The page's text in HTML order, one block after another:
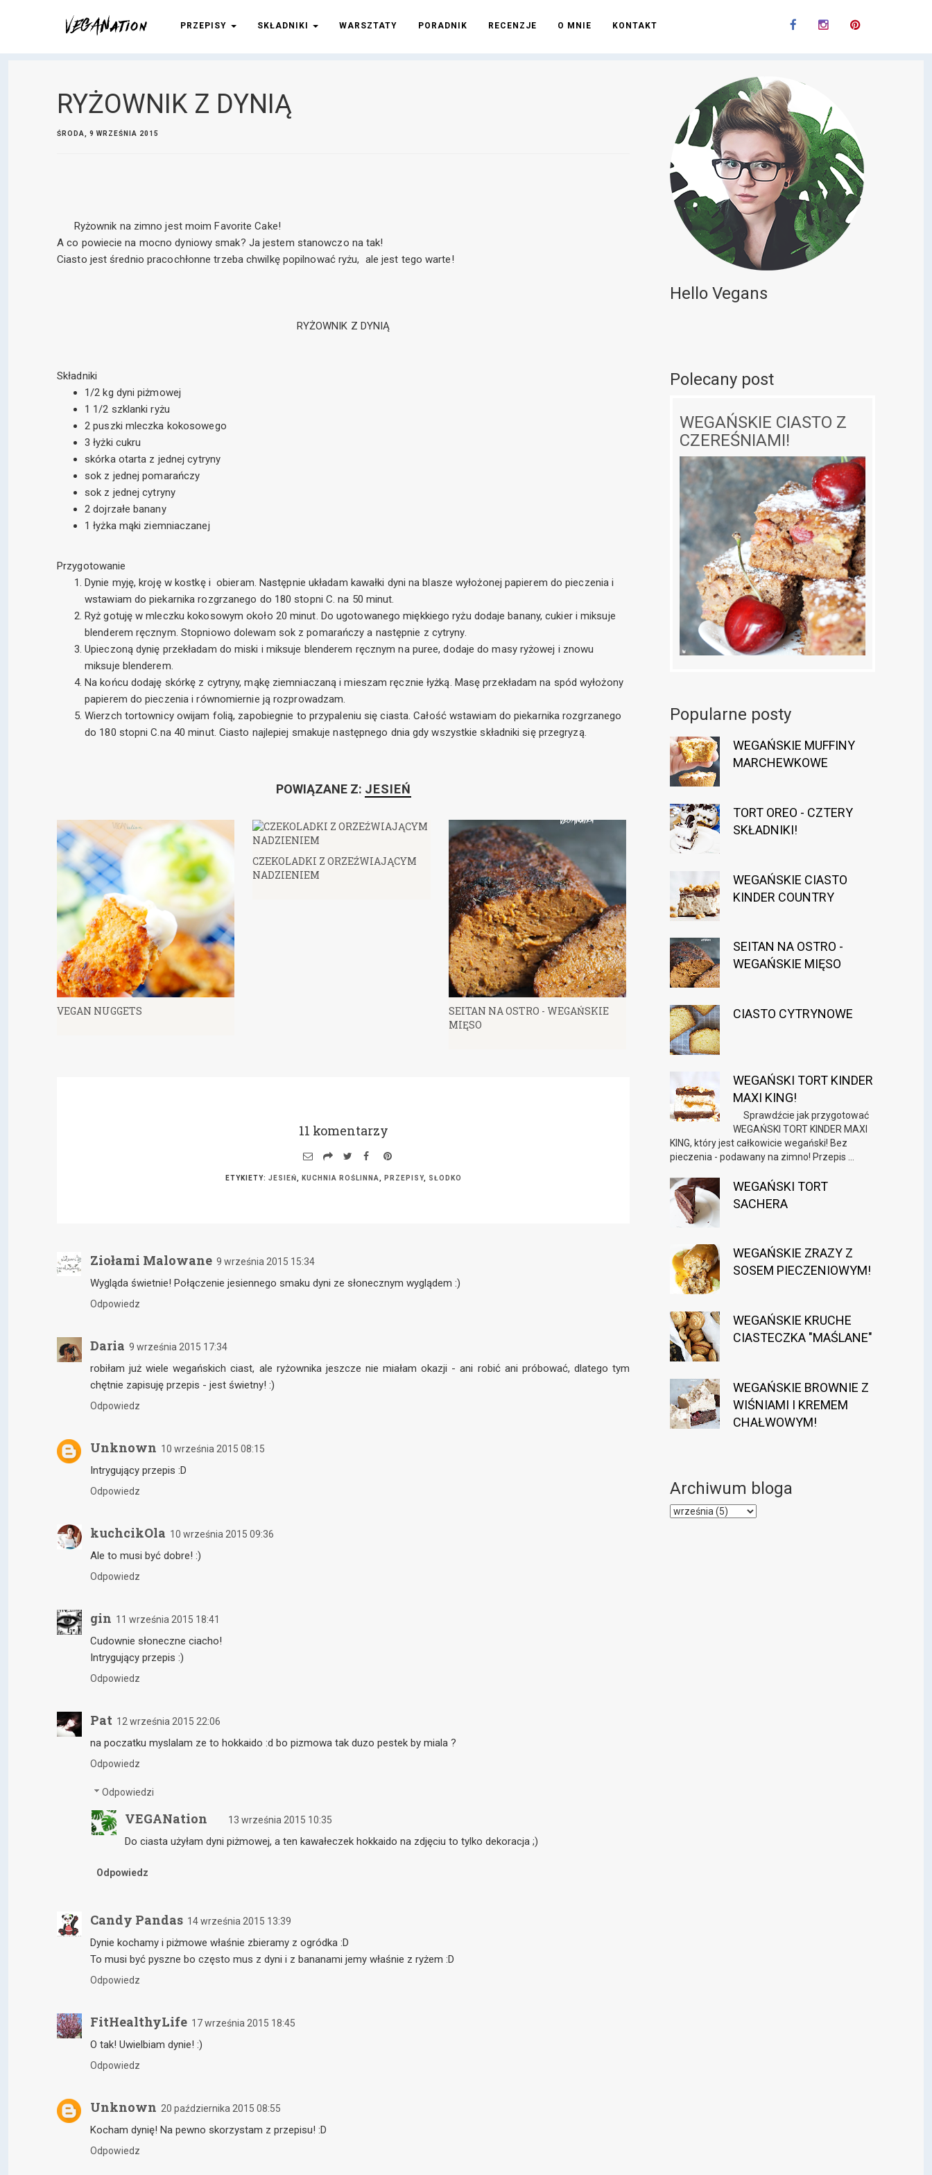
PRZEPISY SKŁADNIKI WARSZTATY PORADNIK RECENZJE O MNIE KONTAKT
RYŻOWNIK Z DYNIĄ
ŚRODA, 9 WRZEŚNIA 2015
Ryżownik na zimno jest moim Favorite Cake!
A co powiecie na mocno dyniowy smak? Ja jestem stanowczo na tak!
Ciasto jest średnio pracochłonne trzeba chwilkę popilnować ryżu, ale jest tego warte!
RYŻOWNIK Z DYNIĄ
Składniki
1/2 kg dyni piżmowej
1 1/2 szklanki ryżu
2 puszki mleczka kokosowego
3 łyżki cukru
skórka otarta z jednej cytryny
sok z jednej pomarańczy
sok z jednej cytryny
2 dojrzałe banany
1 łyżka mąki ziemniaczanej
Przygotowanie
Dynie myję, kroję w kostkę i obieram. Następnie układam kawałki dyni na blasze wyłożonej papierem do pieczenia i
wstawiam do piekarnika rozgrzanego do 180 stopni C. na 50 minut.
Ryż gotuję w mleczku kokosowym około 20 minut. Do ugotowanego miękkiego ryżu dodaje banany, cukier i miksuje
blenderem ręcznym. Stopniowo dolewam sok z pomarańczy a następnie z cytryny.
Upieczoną dynię przekładam do miski i miksuje blenderem ręcznym na puree, dodaje do masy ryżowej i znowu
miksuje blenderem.
Na końcu dodaję skórkę z cytryny, mąkę ziemniaczaną i mieszam ręcznie łyżką. Masę przekładam na spód wyłożony
papierem do pieczenia i równomiernie ją rozprowadzam.
Wierzch tortownicy owijam folią, zapobiegnie to przypaleniu się ciasta. Całość wstawiam do piekarnika rozgrzanego
do 180 stopni C.na 40 minut. Ciasto najlepiej smakuje następnego dnia gdy wszystkie składniki się przegryzą.
POWIĄZANE Z: JESIEŃ
VEGAN NUGGETS
CZEKOLADKI Z ORZEŹWIAJĄCYM
NADZIENIEM
SEITAN NA OSTRO - WEGAŃSKIE
MIĘSO
11 komentarzy
ETYKIETY: JESIEŃ KUCHNIA ROŚLINNA PRZEPISY, SŁODKO
Ziołami Malowane 9 września 2015 15:34
Wygląda świetnie! Połączenie jesiennego smaku dyni ze słonecznym wyglądem :)
Odpowiedz
Daria 9 września 2015 17:34
robiłam już wiele wegańskich ciast, ale ryżownika jeszcze nie miałam okazji - ani robić ani próbować, dlatego tym
chętnie zapisuję przepis - jest świetny! :)
Odpowiedz
Unknown 10 września 2015 08:15
Intrygujący przepis :D
Odpowiedz
kuchcikOla 10 września 2015 09:36
Ale to musi być dobre! :)
Odpowiedz
gin 11 września 2015 18:41
Cudownie słoneczne ciacho!
Intrygujący przepis :)
Odpowiedz
Pat 12 września 2015 22:06
na poczatku myslalam ze to hokkaido :d bo pizmowa tak duzo pestek by miala ?
Odpowiedz
Odpowiedzi
VEGANation 13 września 2015 10:35
Do ciasta użyłam dyni piżmowej, a ten kawałeczek hokkaido na zdjęciu to tylko dekoracja ;)
Odpowiedz
Candy Pandas 14 września 2015 13:39
Dynie kochamy i piżmowe właśnie zbieramy z ogródka :D
To musi być pyszne bo często mus z dyni i z bananami jemy właśnie z ryżem :D
Odpowiedz
FitHealthyLife 17 września 2015 18:45
O tak! Uwielbiam dynie! :)
Odpowiedz
Unknown 20 października 2015 08:55
Kocham dynię! Na pewno skorzystam z przepisu! :D
Odpowiedz
Hello Vegans
Polecany post
WEGAŃSKIE CIASTO Z
CZEREŚNIAMI!
Popularne posty
WEGAŃSKIE MUFFINY
MARCHEWKOWE
TORT OREO - CZTERY
SKŁADNIKI!
WEGAŃSKIE CIASTO
KINDER COUNTRY
SEITAN NA OSTRO -
WEGAŃSKIE MIĘSO
CIASTO CYTRYNOWE
WEGAŃSKI TORT KINDER
MAXI KING!
Sprawdźcie jak przygotować
WEGAŃSKI TORT KINDER MAXI
KING, który jest całkowicie wegański! Bez
pieczenia - podawany na zimno! Przepis ...
WEGAŃSKI TORT
SACHERA
WEGAŃSKIE ZRAZY Z
SOSEM PIECZENIOWYM!
WEGAŃSKIE KRUCHE
CIASTECZKA "MAŚLANE"
WEGAŃSKIE BROWNIE Z
WIŚNIAMI I KREMEM
CHAŁWOWYM!
Archiwum bloga